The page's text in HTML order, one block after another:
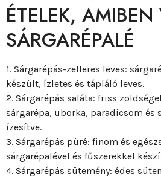
ÉTELEK,
SÁRGARÉPALÉ
1. Sárgarépás-zelleres leves:
készült, ízletes és tápláló leves.
2. Sárgarépás saláta: friss
sárgarépa, uborka, paradicsom és
ízesítve.
3. Sárgarépás püré: finom és
sárgarépalével és fűszerekkel
4. Sárgarépás sütemény: édes